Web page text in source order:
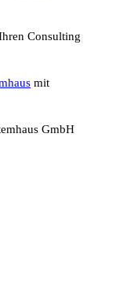
Consulting
mit
GmbH